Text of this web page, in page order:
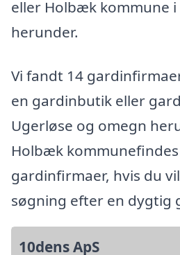
eller Holbæk kommune
herunder.
Vi fandt 14
en gardinbutik eller
Ugerløse og omegn
Holbæk
gardinfirmaer, hvis du
søgning efter en dygtig
10dens ApS